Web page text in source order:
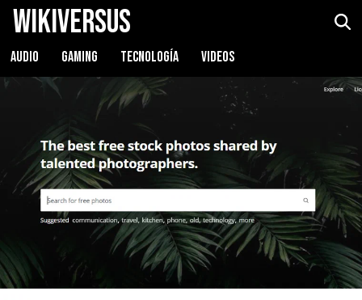
WikiVersus
AUDIO GAMING TECNOLOGÍA VIDEOS